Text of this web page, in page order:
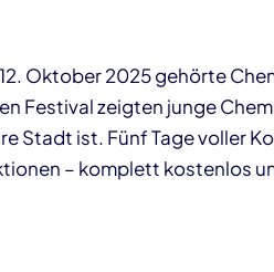
Oktober 2025 gehörte
Festival zeigten junge
Stadt ist. Fünf Tage voller
– komplett kostenlos